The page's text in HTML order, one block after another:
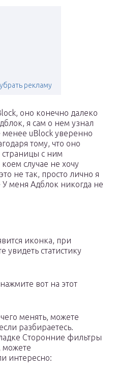
рекламу
оно конечно далеко
я сам о нем узнал
uBlock уверенно
тому, что оно
страницы с ним
случае не хочу
не так, просто лично я
У меня Адблок никогда не
иконка, при
статистику
вот на этот
менять, можете
разбираетесь.
Сторонние фильтры
можете
интересно: